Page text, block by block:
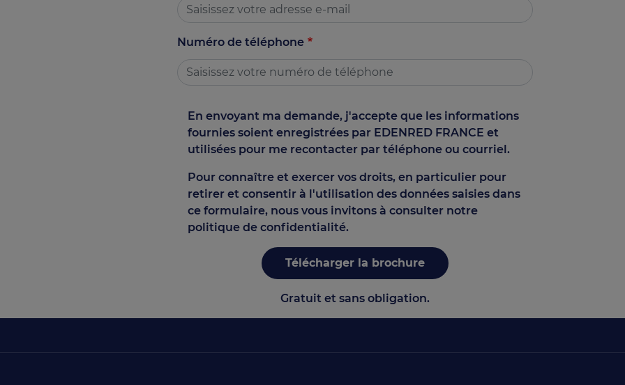
Numéro de téléphone
En envoyant ma demande, j'accepte que les informations
fournies soient enregistrées par EDENRED FRANCE et
utilisées pour me recontacter par téléphone ou courriel.
Pour connaître et exercer vos droits, en particulier pour
retirer et consentir à l'utilisation des données saisies dans
ce formulaire, nous vous invitons à consulter notre
politique de confidentialité.
Télécharger la brochure
Gratuit et sans obligation.